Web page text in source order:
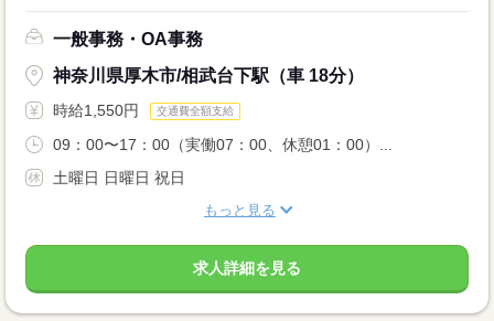
一般事務・OA事務
神奈川県厚木市/相武台下駅（車 18分）
時給1,550円 交通費全額支給
09：00〜17：00（実働07：00、休憩01：00）...
土曜日 日曜日 祝日
もっと見る
求人詳細を見る